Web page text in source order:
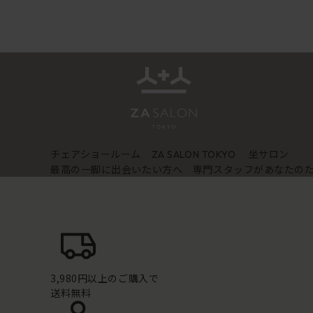
チェアショールーム ZA SALON TOKYO
坐サロン
最高の一脚に出会いたい方へ 専門スタッフがあなたの
3,980円以上のご購入で
送料無料